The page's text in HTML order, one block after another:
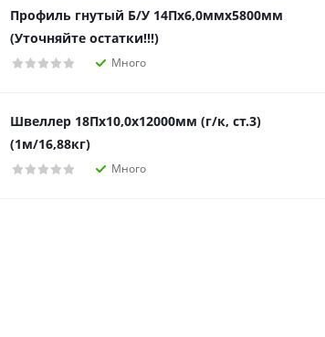
Профиль гнутый Б/У 14Пх6,0ммх5800мм
(Уточняйте остатки!!!)
Много
Швеллер 18Пх10,0х12000мм (г/к, ст.3)
(1м/16,88кг)
Много